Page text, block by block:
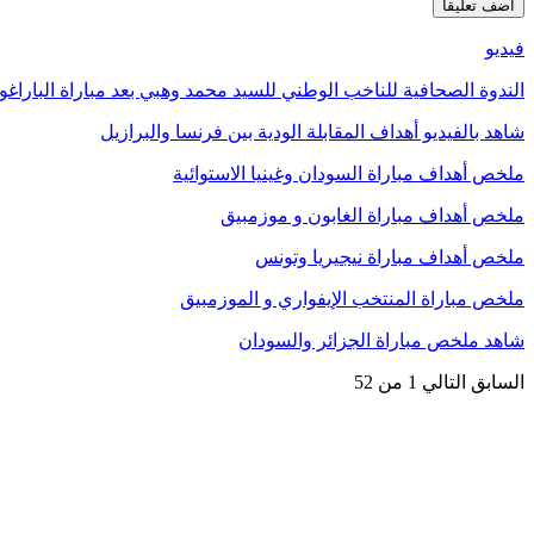
فيديو
الندوة الصحافية للناخب الوطني للسيد محمد وهبي بعد مباراة
شاهد بالفيديو أهداف المقابلة الودية بين فرنسا والبرازيل
ملخص أهداف مباراة السودان وغينيا الاستوائية
ملخص أهداف مباراة الغابون و موزمبيق
ملخص أهداف مباراة نيجيريا وتونس
ملخص مباراة المنتخب الإيفواري و الموزمبيق
شاهد ملخص مباراة الجزائر والسودان
السابق التالي 1 من 52